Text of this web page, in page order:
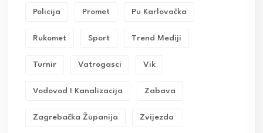
Policija Promet Pu Karlovačka
Rukomet Sport Trend Mediji
Turnir Vatrogasci Vik
Vodovod I Kanalizacija Zabava
Zagrebačka Županija Zvijezda